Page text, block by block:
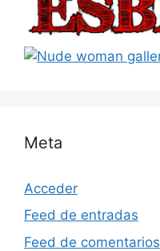
Meta
Acceder
Feed de entradas
Feed de comentarios